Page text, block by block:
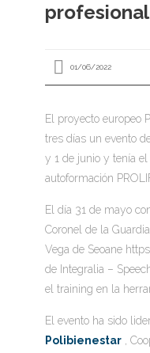
01/06/2022
El proyecto europeo
tres días un evento
y 1 de junio y tenía
autoformación
El día 31 de mayo
Coronel de la
Vega de Seoane
de Integralia –
el training en la
El evento ha sido
Polibienestar ,